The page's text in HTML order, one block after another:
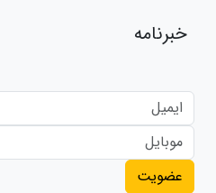
خبرنامه
عضویت